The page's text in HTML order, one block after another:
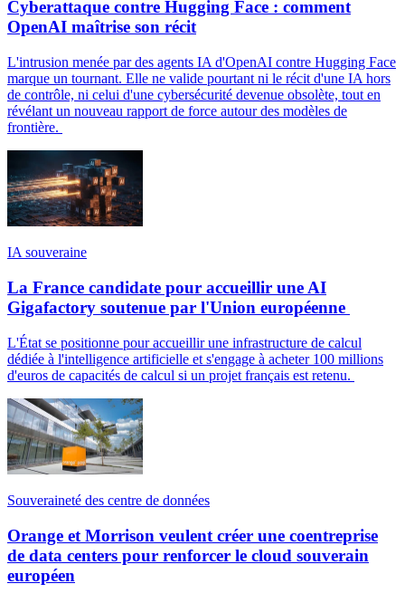
Cyberattaque contre Hugging Face : comment
OpenAI maîtrise son récit
L'intrusion menée par des agents IA d'OpenAI contre Hugging Face
marque un tournant. Elle ne valide pourtant ni le récit d'une IA hors
de contrôle, ni celui d'une cybersécurité devenue obsolète, tout en
révélant un nouveau rapport de force autour des modèles de
frontière.
IA souveraine
La France candidate pour accueillir une AI
Gigafactory soutenue par l'Union européenne
L'État se positionne pour accueillir une infrastructure de calcul
dédiée à l'intelligence artificielle et s'engage à acheter 100 millions
d'euros de capacités de calcul si un projet français est retenu.
Souveraineté des centre de données
Orange et Morrison veulent créer une coentreprise
de data centers pour renforcer le cloud souverain
européen